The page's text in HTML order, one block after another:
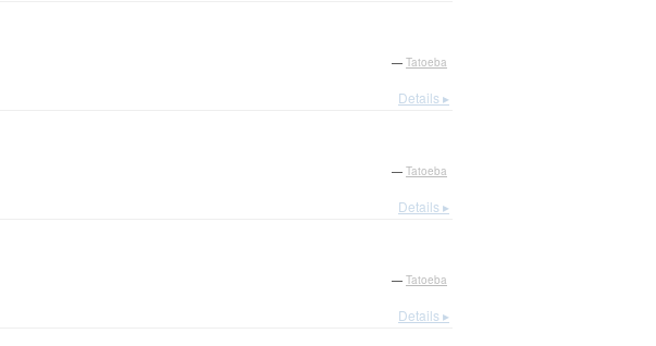
— Tatoeba
Details ▸
— Tatoeba
Details ▸
— Tatoeba
Details ▸